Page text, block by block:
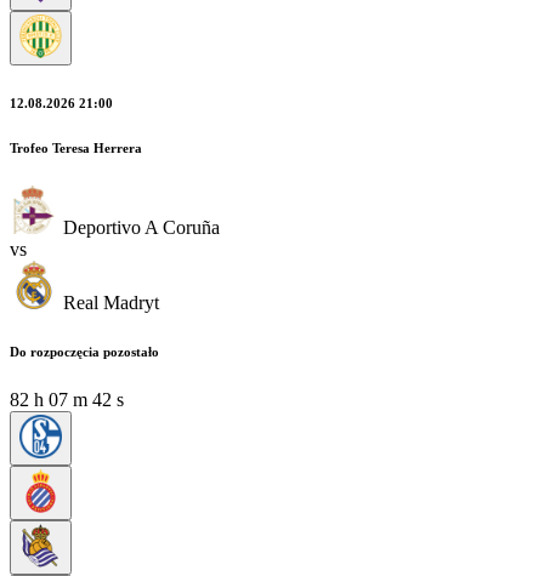
12.08.2026 21:00
Trofeo Teresa Herrera
Deportivo A Coruña
vs
Real Madryt
Do rozpoczęcia pozostało
82 h 07 m 40 s